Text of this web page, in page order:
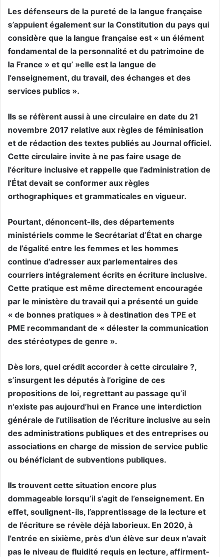
Les défenseurs de la pureté de la langue française
s’appuient également sur la Constitution du pays qui
considère que la langue française est « un élément
fondamental de la personnalité et du patrimoine de
la France » et qu’ »elle est la langue de
l’enseignement, du travail, des échanges et des
services publics ».
Ils se réfèrent aussi à une circulaire en date du 21
novembre 2017 relative aux règles de féminisation
et de rédaction des textes publiés au Journal officiel.
Cette circulaire invite à ne pas faire usage de
l’écriture inclusive et rappelle que l’administration de
l’État devait se conformer aux règles
orthographiques et grammaticales en vigueur.
Pourtant, dénoncent-ils, des départements
ministériels comme le Secrétariat d’État en charge
de l’égalité entre les femmes et les hommes
continue d’adresser aux parlementaires des
courriers intégralement écrits en écriture inclusive.
Cette pratique est même directement encouragée
par le ministère du travail qui a présenté un guide
« de bonnes pratiques » à destination des TPE et
PME recommandant de « délester la communication
des stéréotypes de genre ».
Dès lors, quel crédit accorder à cette circulaire ?,
s’insurgent les députés à l’origine de ces
propositions de loi, regrettant au passage qu’il
n’existe pas aujourd’hui en France une interdiction
générale de l’utilisation de l’écriture inclusive au sein
des administrations publiques et des entreprises ou
associations en charge de mission de service public
ou bénéficiant de subventions publiques.
Ils trouvent cette situation encore plus
dommageable lorsqu’il s’agit de l’enseignement. En
effet, soulignent-ils, l’apprentissage de la lecture et
de l’écriture se révèle déjà laborieux. En 2020, à
l’entrée en sixième, près d’un élève sur deux n’avait
pas le niveau de fluidité requis en lecture, affirment-